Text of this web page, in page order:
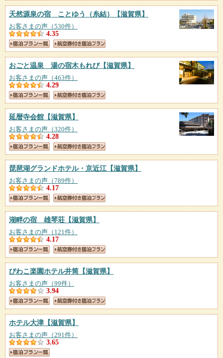
天然源泉の宿 ことゆう（糸結） 【滋賀県】
お客さまの声（530件）
4.35
おごと温泉 湯の宿木もれび【滋賀県】
お客さまの声（463件）
4.29
延暦寺会館 【滋賀県】
お客さまの声（320件）
4.28
琵琶湖グランドホテル・京近江 【滋賀県】
お客さまの声（789件）
4.17
湖畔の宿 雄琴荘 【滋賀県】
お客さまの声（121件）
4.17
びわこ楽園ホテル井筒 【滋賀県】
お客さまの声（99件）
3.94
ホテル大津 【滋賀県】
お客さまの声（291件）
3.65